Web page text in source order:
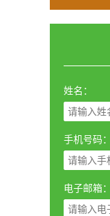
姓名：
手机号码：
电子邮箱：